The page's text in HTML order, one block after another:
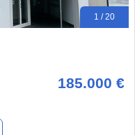
1 / 20
185.000 €